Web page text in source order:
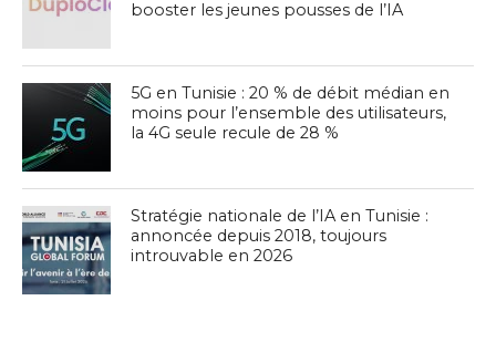
booster les jeunes pousses de l’IA
5G en Tunisie : 20 % de débit médian en
moins pour l’ensemble des utilisateurs,
la 4G seule recule de 28 %
Stratégie nationale de l’IA en Tunisie :
annoncée depuis 2018, toujours
introuvable en 2026